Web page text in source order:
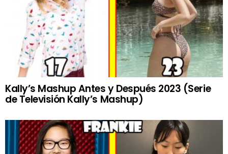
Kally’s Mashup Antes y Después 2023 (Serie
de Televisión Kally’s Mashup)